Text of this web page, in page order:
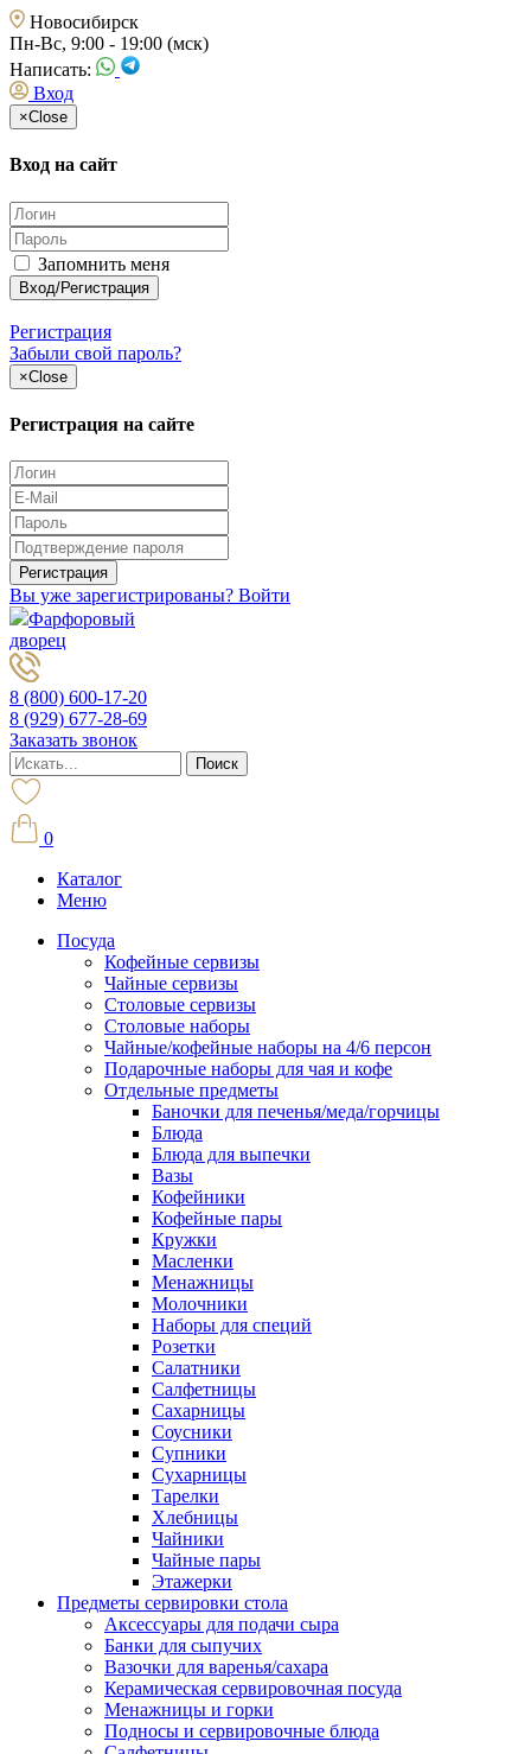
Новосибирск
Пн-Вс, 9:00 - 19:00 (мск)
Написать:
Вход
×Close
Вход на сайт
Запомнить меня
Регистрация
Забыли свой пароль?
×Close
Регистрация на сайте
Вы уже зарегистрированы? Войти
Фарфоровый
дворец
8 (800) 600-17-20
8 (929) 677-28-69
Заказать звонок
0
Каталог
Меню
Посуда
Кофейные сервизы
Чайные сервизы
Столовые сервизы
Столовые наборы
Чайные/кофейные наборы на 4/6 персон
Подарочные наборы для чая и кофе
Отдельные предметы
Баночки для печенья/меда/горчицы
Блюда
Блюда для выпечки
Вазы
Кофейники
Кофейные пары
Кружки
Масленки
Менажницы
Молочники
Наборы для специй
Розетки
Салатники
Салфетницы
Сахарницы
Соусники
Супники
Сухарницы
Тарелки
Хлебницы
Чайники
Чайные пары
Этажерки
Предметы сервировки стола
Аксессуары для подачи сыра
Банки для сыпучих
Вазочки для варенья/сахара
Керамическая сервировочная посуда
Менажницы и горки
Подносы и сервировочные блюда